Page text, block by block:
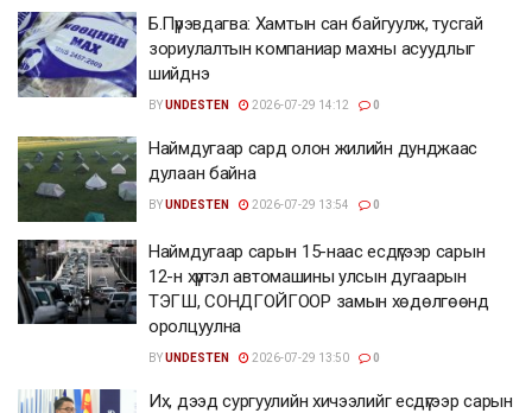
Б.Пүрэвдагва: Хамтын сан байгуулж, тусгай
зориулалтын компаниар махны асуудлыг
шийднэ
BYUNDESTEN 2026-07-29 14:12 0
Наймдугаар сард олон жилийн дунджаас
дулаан байна
BYUNDESTEN 2026-07-29 13:54 0
Наймдугаар сарын 15-наас есдүгээр сарын
12-н хүртэл автомашины улсын дугаарын
ТЭГШ, СОНДГОЙГООР замын хөдөлгөөнд
оролцуулна
BYUNDESTEN 2026-07-29 13:50 0
Их, дээд сургуулийн хичээлийг есдүгээр сарын